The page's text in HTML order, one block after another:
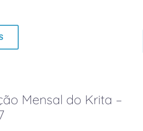
Mensal do Krita –